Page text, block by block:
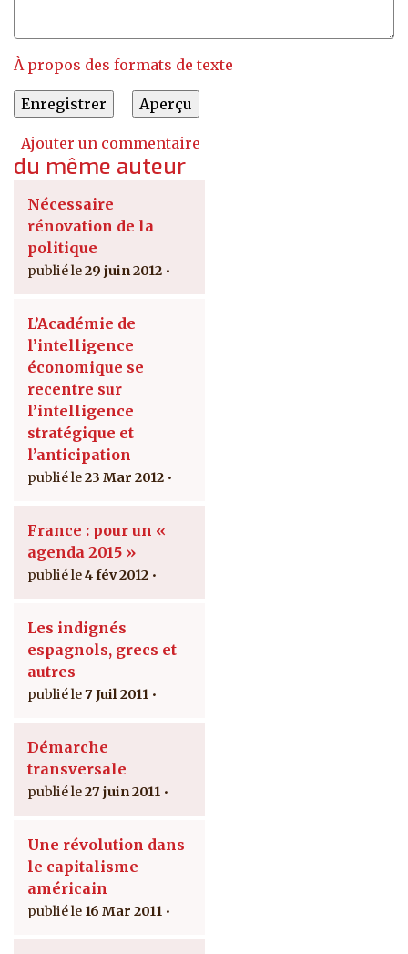
À propos des formats de texte
Ajouter un commentaire
du même auteur
Nécessaire
rénovation de la
politique
29 juin 2012
L’Académie de
l’intelligence
économique se
recentre sur
l’intelligence
stratégique et
l’anticipation
23 Mar 2012
France : pour un «
agenda 2015 »
4 fév 2012
Les indignés
espagnols, grecs et
autres
7 Juil 2011
Démarche
transversale
27 juin 2011
Une révolution dans
le capitalisme
américain
16 Mar 2011